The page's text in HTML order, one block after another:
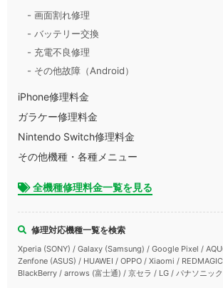
- 画面割れ修理
- バッテリー交換
- 充電不良修理
- その他故障（Android）
iPhone修理料金
ガラケー修理料金
Nintendo Switch修理料金
その他機種・各種メニュー
全機種修理料金一覧を見る
修理対応機種一覧を検索
Xperia (SONY) / Galaxy (Samsung) / Google Pixel /
Zenfone (ASUS) / HUAWEI / OPPO / Xiaomi /
BlackBerry / arrows (富士通) / 京セラ / LG / パナソニッ